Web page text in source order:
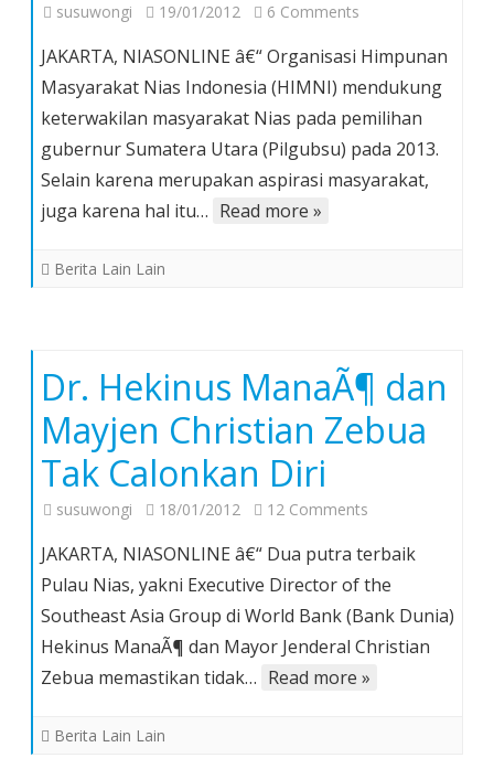
susuwongi 19/01/2012 6 Comments
Dukung
Keterwakilan
Masyarakat
Nias
Pada
JAKARTA, NIASONLINE â€“ Organisasi Himpunan
Masyarakat Nias Indonesia (HIMNI) mendukung
keterwakilan masyarakat Nias pada pemilihan
gubernur Sumatera Utara (Pilgubsu) pada 2013.
Selain karena merupakan aspirasi masyarakat,
juga karena hal itu… Read more »
Berita Lain Lain
Dr. Hekinus ManaÃ¶ dan
Mayjen Christian Zebua
Tak Calonkan Diri
susuwongi 18/01/2012 12 Comments
Hekinus
ManaÃ¶
dan
Mayjen
Christian
JAKARTA, NIASONLINE â€“ Dua putra terbaik
Pulau Nias, yakni Executive Director of the
Southeast Asia Group di World Bank (Bank Dunia)
Hekinus ManaÃ¶ dan Mayor Jenderal Christian
Zebua memastikan tidak… Read more »
Berita Lain Lain